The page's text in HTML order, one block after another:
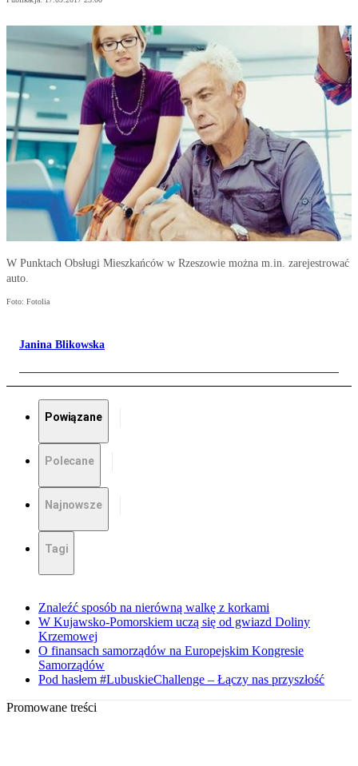
W Punktach Obsługi Mieszkańców w Rzeszowie można m.in. zarejestrować
auto.
Foto: Fotolia
Janina Blikowska
Powiązane
Polecane
Najnowsze
Tagi
Znaleźć sposób na nierówną walkę z korkami
W Kujawsko-Pomorskiem uczą się od gwiazd Doliny
Krzemowej
O finansach samorządów na Europejskim Kongresie
Samorządów
Pod hasłem #LubuskieChallenge – Łączy nas przyszłość
Promowane treści